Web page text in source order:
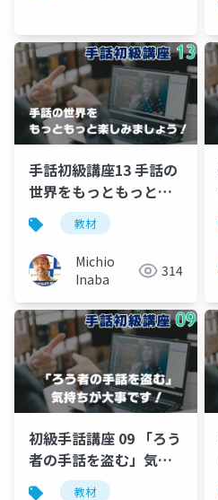
手話初級講座13 手話の
世界をもっともっと楽
しみましょう！
教材
Michio
Inaba
314
初級手話講座 09 「ろう
者の手話を盗む」気持
ちが大事です！
教材